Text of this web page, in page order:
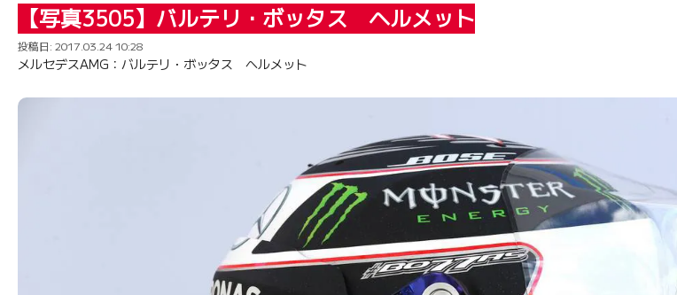
【写真3505】バルテリ・ボッタス ヘルメット
投稿日: 2017.03.24 10:28
メルセデスAMG：バルテリ・ボッタス ヘルメット